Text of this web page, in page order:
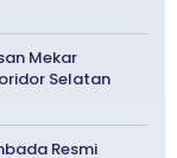
Mekar
Selatan
Resmi